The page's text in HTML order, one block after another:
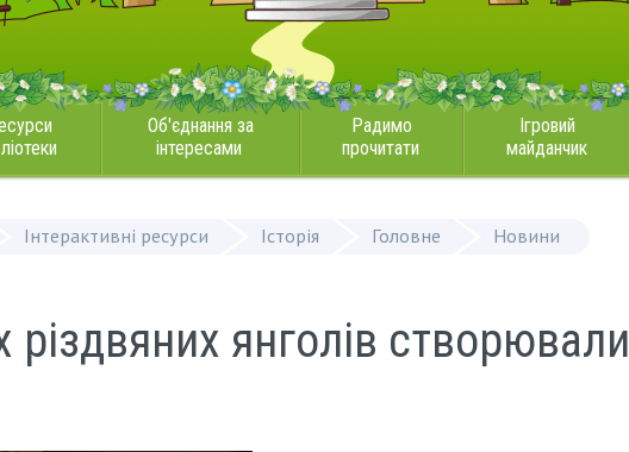
Об'єднання за
інтересами
Радимо
прочитати
Ігровий
майданчик
Інтерактивні ресурси Історія Головне Новини
янголів створювали